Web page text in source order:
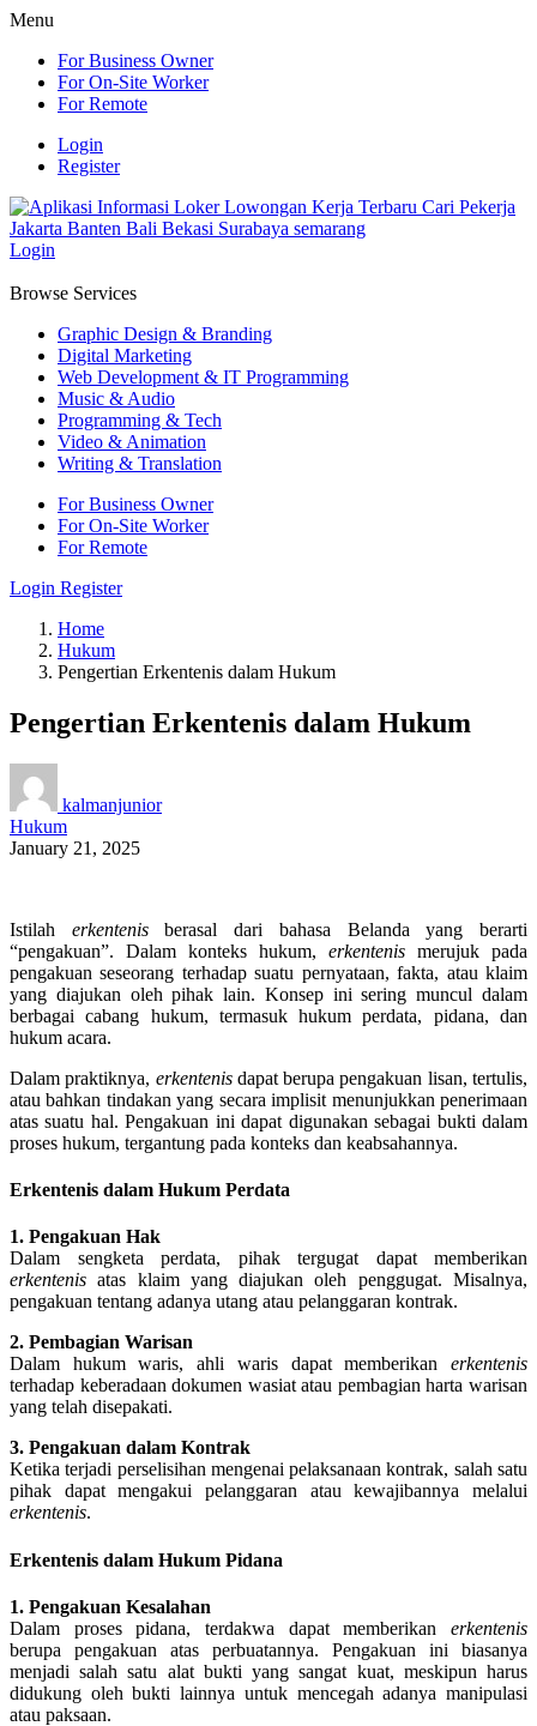
Menu
For Business Owner
For On-Site Worker
For Remote
Login
Register
Login
Browse Services
Graphic Design & Branding
Digital Marketing
Web Development & IT Programming
Music & Audio
Programming & Tech
Video & Animation
Writing & Translation
For Business Owner
For On-Site Worker
For Remote
Login Register
Home
Hukum
Pengertian Erkentenis dalam Hukum
Pengertian Erkentenis dalam Hukum
kalmanjunior
Hukum
January 21, 2025
Istilah erkentenisberasal dari bahasa Belanda yang berarti
“pengakuan”. Dalam konteks hukum, erkentenis merujuk pada
pengakuan seseorang terhadap suatu pernyataan, fakta, atau klaim
yang diajukan oleh pihak lain. Konsep ini sering muncul dalam
berbagai cabang hukum, termasuk hukum perdata, pidana, dan
hukum acara.
Dalam praktiknya, erkentenisdapat berupa pengakuan lisan, tertulis,
atau bahkan tindakan yang secara implisit menunjukkan penerimaan
atas suatu hal. Pengakuan ini dapat digunakan sebagai bukti dalam
proses hukum, tergantung pada konteks dan keabsahannya.
Erkentenis dalam Hukum Perdata
1. Pengakuan Hak
Dalam sengketa perdata, pihak tergugat dapat memberikan
erkentenis atas klaim yang diajukan oleh penggugat. Misalnya,
pengakuan tentang adanya utang atau pelanggaran kontrak.
2. Pembagian Warisan
Dalam hukum waris, ahli waris dapat memberikan erkentenis
terhadap keberadaan dokumen wasiat atau pembagian harta warisan
yang telah disepakati.
3. Pengakuan dalam Kontrak
Ketika terjadi perselisihan mengenai pelaksanaan kontrak, salah satu
pihak dapat mengakui pelanggaran atau kewajibannya melalui
erkentenis.
Erkentenis dalam Hukum Pidana
1. Pengakuan Kesalahan
Dalam proses pidana, terdakwa dapat memberikan erkentenis
berupa pengakuan atas perbuatannya. Pengakuan ini biasanya
menjadi salah satu alat bukti yang sangat kuat, meskipun harus
didukung oleh bukti lainnya untuk mencegah adanya manipulasi
atau paksaan.